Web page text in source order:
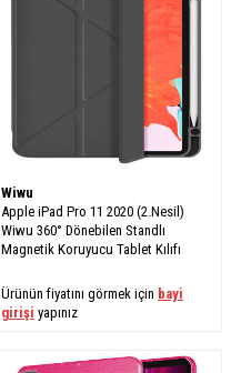
Wiwu
Apple iPad Pro 11 2020 (2.Nesil)
Wiwu 360° Dönebilen Standlı
Magnetik Koruyucu Tablet Kılıfı
Ürünün fiyatını görmek için bayi
girişi yapınız